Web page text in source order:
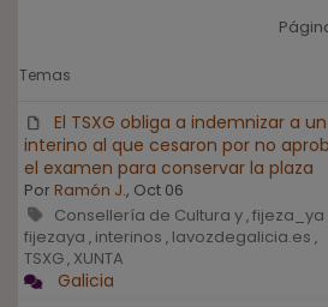
Temas
El TSXG obliga a indemnizar a un
interino al que cesaron por no
el examen para conservar la plaza
Por Ramón J., Oct 06
Consellería de Cultura y, fijeza_ya
fijezaya , interinos , lavozdegalicia.es ,
TSXG, XUNTA
Galicia